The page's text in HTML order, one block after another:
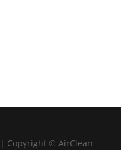
| Copyright © AirClean